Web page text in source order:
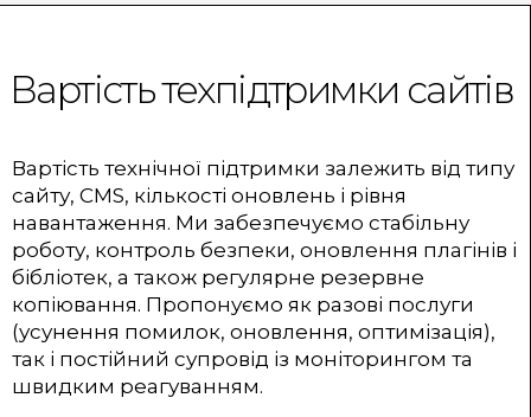
Вартість техпідтримки сайтів
Вартість технічної підтримки залежить від типу
сайту, CMS, кількості оновлень і рівня
навантаження. Ми забезпечуємо стабільну
роботу, контроль безпеки, оновлення плагінів і
бібліотек, а також регулярне резервне
копіювання. Пропонуємо як разові послуги
(усунення помилок, оновлення, оптимізація),
так і постійний супровід із моніторингом та
швидким реагуванням.